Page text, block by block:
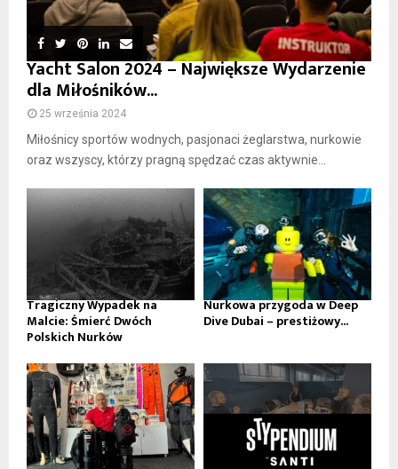
Yacht Salon 2024 – Największe Wydarzenie
dla Miłośników...
25 września 2024
Miłośnicy sportów wodnych, pasjonaci żeglarstwa, nurkowie
oraz wszyscy, którzy pragną spędzać czas aktywnie...
Tragiczny Wypadek na
Malcie: Śmierć Dwóch
Polskich Nurków
Nurkowa przygoda w Deep
Dive Dubai – prestiżowy...